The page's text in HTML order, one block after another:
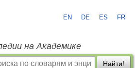
EN DE ES FR
на Академике
Найти!